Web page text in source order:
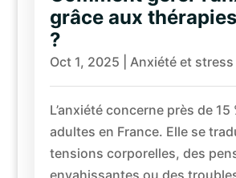
grâce aux
?
Oct 1, 2025 Anxiété et stress
L’anxiété concerne près de 15
adultes en France. Elle se
tensions corporelles, des
envahissantes ou des